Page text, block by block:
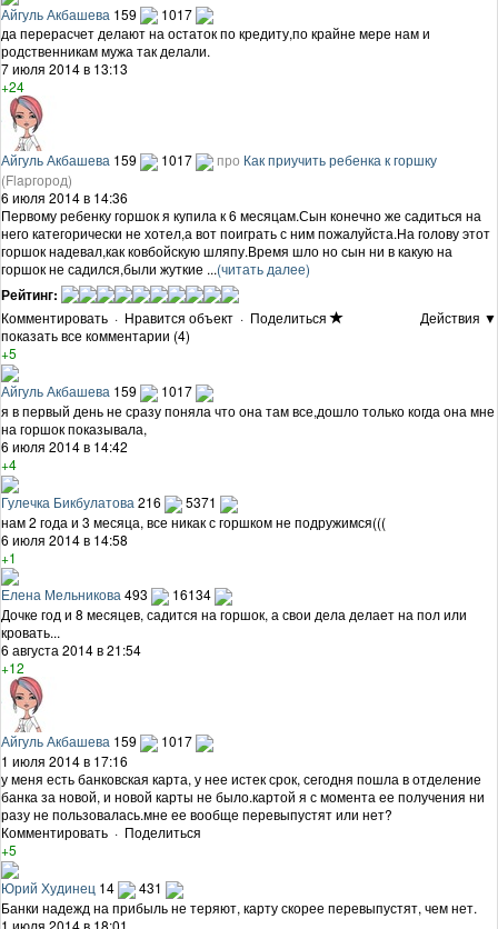
Айгуль Акбашева 159
1017
да перерасчет делают на остаток по кредиту,по крайне мере нам и
родственникам мужа так делали.
7 июля 2014 в 13:13
+24
Айгуль Акбашева 159 1017 про Как приучить ребенка к горшку
(Flapгород)
6 июля 2014 в 14:36
Первому ребенку горшок я купила к 6 месяцам.Сын конечно же садиться на
него категорически не хотел,а вот поиграть с ним пожалуйста.На голову этот
горшок надевал,как ковбойскую шляпу.Время шло но сын ни в какую на
горшок не садился,были жуткие ...(читать далее)
Рейтинг:
Комментировать · Нравится объект · Поделиться
Действия ▼
показать все комментарии (4)
+5
Айгуль Акбашева 159
1017
я в первый день не сразу поняла что она там все,дошло только когда она мне
на горшок показывала,
6 июля 2014 в 14:42
+4
Гулечка Бикбулатова 216
5371
нам 2 года и 3 месяца, все никак с горшком не подружимся(((
6 июля 2014 в 14:58
+1
Елена Мельникова493
16134
Дочке год и 8 месяцев, садится на горшок, а свои дела делает на пол или
кровать...
6 августа 2014 в 21:54
+12
Айгуль Акбашева 159
1017
1 июля 2014 в 17:16
у меня есть банковская карта, у нее истек срок, сегодня пошла в отделение
банка за новой, и новой карты не было.картой я с момента ее получения ни
разу не пользовалась.мне ее вообще перевыпустят или нет?
Комментировать · Поделиться
+5
Юрий Худинец 14
431
Банки надежд на прибыль не теряют, карту скорее перевыпустят, чем нет.
1 июля 2014 в 18:01